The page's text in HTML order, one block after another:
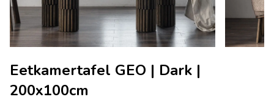
Eetkamertafel GEO | Dark |
200x100cm